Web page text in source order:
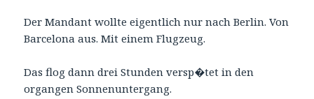
Der Mandant wollte eigentlich nur nach Berlin. Von
Barcelona aus. Mit einem Flugzeug.
Das flog dann drei Stunden versp�tet in den
organgen Sonnenuntergang.